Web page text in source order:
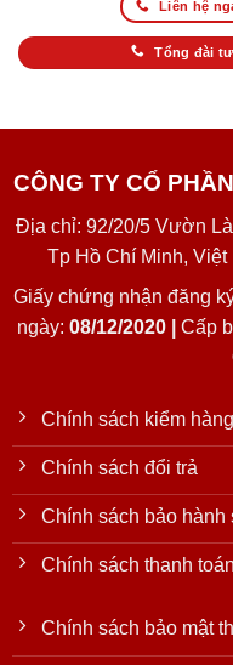
Liên hệ
Tổng đài
CÔNG TY CỔ
Địa chỉ: 92/20/5 Vườn
Tp Hồ Chí Minh,
Giấy chứng nhận đăng
ngày: 08/12/2020 | Cấp
Chính sách kiểm hàng
Chính sách đổi trả
Chính sách bảo hành
Chính sách thanh toán
Chính sách bảo mật